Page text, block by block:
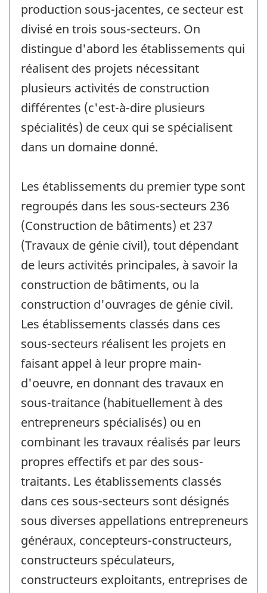
production sous-jacentes, ce secteur est
divisé en trois sous-secteurs. On
distingue d'abord les établissements qui
réalisent des projets nécessitant
plusieurs activités de construction
différentes (c'est-à-dire plusieurs
spécialités) de ceux qui se spécialisent
dans un domaine donné.
Les établissements du premier type sont
regroupés dans les sous-secteurs 236
(Construction de bâtiments) et 237
(Travaux de génie civil), tout dépendant
de leurs activités principales, à savoir la
construction de bâtiments, ou la
construction d'ouvrages de génie civil.
Les établissements classés dans ces
sous-secteurs réalisent les projets en
faisant appel à leur propre main-
d'oeuvre, en donnant des travaux en
sous-traitance (habituellement à des
entrepreneurs spécialisés) ou en
combinant les travaux réalisés par leurs
propres effectifs et par des sous-
traitants. Les établissements classés
dans ces sous-secteurs sont désignés
sous diverses appellations entrepreneurs
généraux, concepteurs-constructeurs,
constructeurs spéculateurs,
constructeurs exploitants, entreprises de